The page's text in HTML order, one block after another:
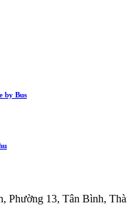
by Bus
Phường 13, Tân Bình,